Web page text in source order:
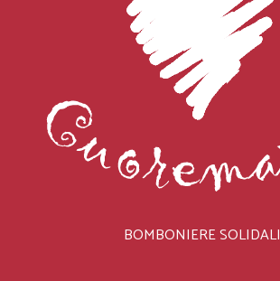
BOMBONIERE SOLIDALI